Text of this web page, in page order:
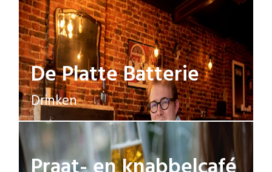
De Platte Batterie
Drinken